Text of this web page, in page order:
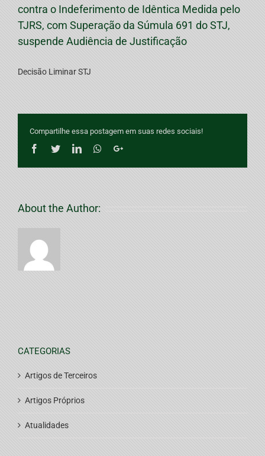
contra o Indeferimento de Idêntica Medida pelo
TJRS, com Superação da Súmula 691 do STJ,
suspende Audiência de Justificação
Decisão Liminar STJ
Compartilhe essa postagem em suas redes sociais!
Facebook
TwitterLinkedInWhatsappGoogle+
About the Author:
CATEGORIAS
Artigos de Terceiros
Artigos Próprios
Atualidades